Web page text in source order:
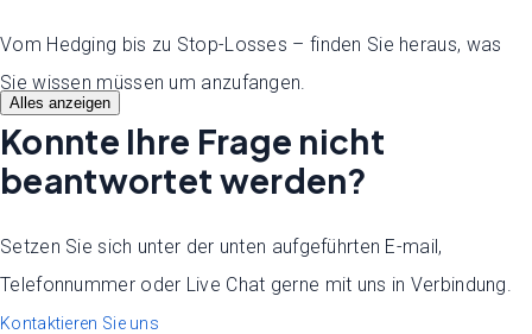
Vom Hedging bis zu Stop-Losses – finden Sie heraus, was
Sie wissen müssen um anzufangen.
Alles anzeigen
Konnte Ihre Frage nicht
beantwortet werden?
Setzen Sie sich unter der unten aufgeführten E-mail,
Telefonnummer oder Live Chat gerne mit uns in Verbindung.
Kontaktieren Sie uns